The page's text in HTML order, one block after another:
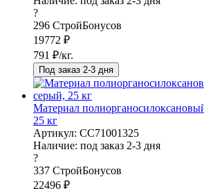
?
296 СтройБонусов
19772 ₽
791 ₽/кг.
Под заказ 2-3 дня
Материал
25 кг
Артикул: CC71001325
Наличие: под заказ 2-3 дня
?
337 СтройБонусов
22496 ₽